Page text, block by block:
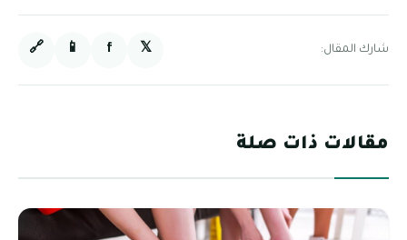
شارك المقال: 𝕏
f
📱
🔗
مقالات ذات صلة